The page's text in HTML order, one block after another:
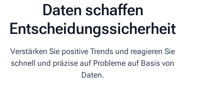
Daten schaffen
Entscheidungssicherheit
Verstärken Sie positive Trends und reagieren Sie
schnell und präzise auf Probleme auf Basis von
Daten.